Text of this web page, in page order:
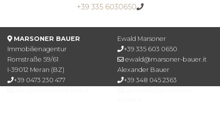
+39 335 6030650
MARSONER BAUER
Immobilienagentur
Romstraße 59/61
I-39012 Meran (BZ)
+39 0473 230 477
Ewald Marsoner
+39 335 603 0650
ewald@marsoner-bauer.it
Alexander Bauer
+39 348 045 2363